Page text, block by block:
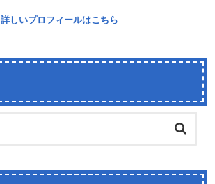
詳しいプロフィールはこちら